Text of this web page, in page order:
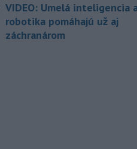
VIDEO: Umelá inteligencia
robotika pomáhajú už aj
záchranárom